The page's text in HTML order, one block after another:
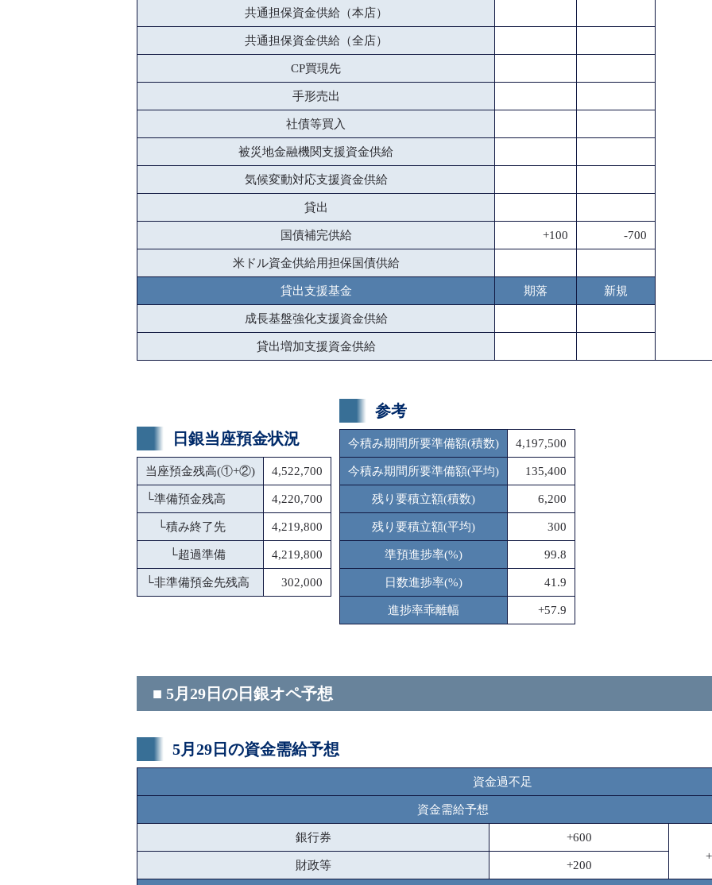
共通担保資金供給（本店）
共通担保資金供給（全店）
CP買現先
手形売出
社債等買入
被災地金融機関支援資金供給
気候変動対応支援資金供給
貸出
国債補完供給 +100 -700
米ドル資金供給用担保国債供給
貸出支援基金 期落 新規
成長基盤強化支援資金供給
貸出増加支援資金供給
日銀当座預金状況
当座預金残高(①+②) 4,522,700
└準備預金残高 4,220,700
└積み終了先 4,219,800
└超過準備 4,219,800
└非準備預金先残高 302,000
参考
今積み期間所要準備額(積数) 4,197,500
今積み期間所要準備額(平均) 135,400
残り要積立額(積数) 6,200
残り要積立額(平均) 300
準預進捗率(%) 99.8
日数進捗率(%) 41.9
進捗率乖離幅 +57.9
■ 5月29日の日銀オペ予想
5月29日の資金需給予想
資金過不足
資金需給予想
銀行券 +600
財政等 +200